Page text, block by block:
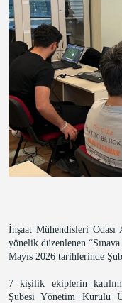
İnşaat Mühendisleri Odası
yönelik düzenlenen
Mayıs 2026 tarihlerinde
7 kişilik ekiplerin
Şubesi Yönetim